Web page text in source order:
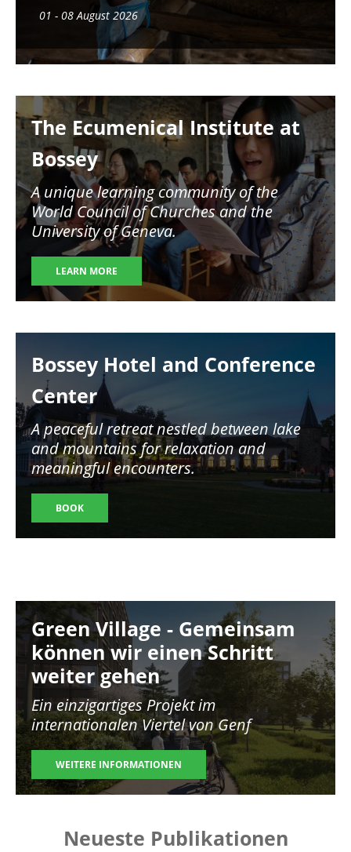
01 - 08 August 2026
The Ecumenical Institute at
Bossey
A unique learning community of the
World Council of Churches and the
University of Geneva.
LEARN MORE
Bossey Hotel and Conference
Center
A peaceful retreat nestled between lake
and mountains for relaxation and
meaningful encounters.
BOOK
Image
Green Village - Gemeinsam
können wir einen Schritt
weiter gehen
Ein einzigartiges Projekt im
internationalen Viertel von Genf
WEITERE INFORMATIONEN
Neueste Publikationen